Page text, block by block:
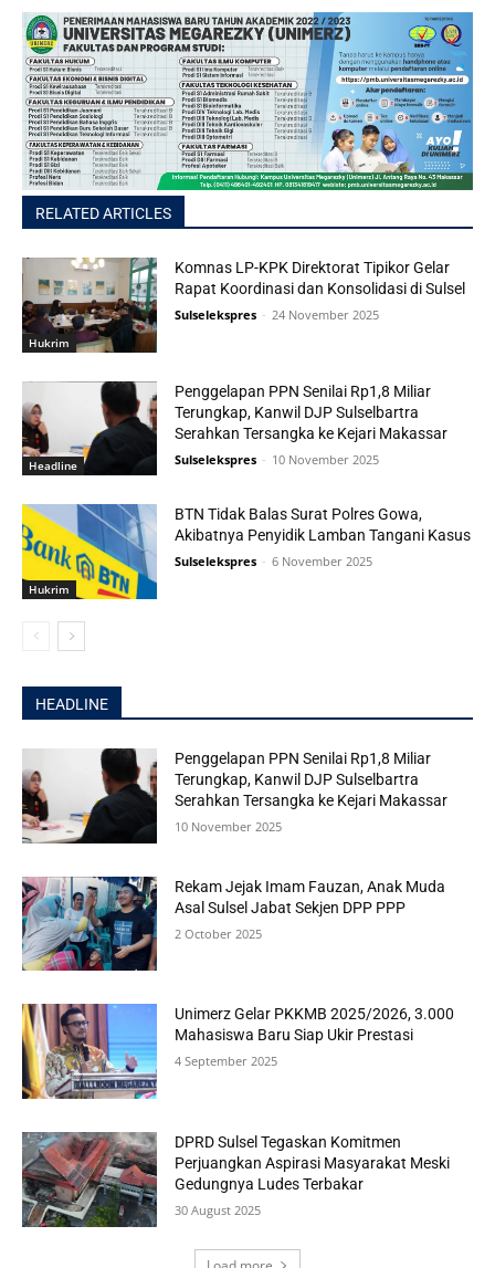
RELATED ARTICLES
Hukrim
Komnas LP-KPK Direktorat Tipikor Gelar
Rapat Koordinasi dan Konsolidasi di Sulsel
Sulselekspres - 24 November 2025
Headline
Penggelapan PPN Senilai Rp1,8 Miliar
Terungkap, Kanwil DJP Sulselbartra
Serahkan Tersangka ke Kejari Makassar
Sulselekspres - 10 November 2025
Hukrim
BTN Tidak Balas Surat Polres Gowa,
Akibatnya Penyidik Lamban Tangani Kasus
Sulselekspres - 6 November 2025
HEADLINE
Penggelapan PPN Senilai Rp1,8 Miliar
Terungkap, Kanwil DJP Sulselbartra
Serahkan Tersangka ke Kejari Makassar
10 November 2025
Rekam Jejak Imam Fauzan, Anak Muda
Asal Sulsel Jabat Sekjen DPP PPP
2 October 2025
Unimerz Gelar PKKMB 2025/2026, 3.000
Mahasiswa Baru Siap Ukir Prestasi
4 September 2025
DPRD Sulsel Tegaskan Komitmen
Perjuangkan Aspirasi Masyarakat Meski
Gedungnya Ludes Terbakar
30 August 2025